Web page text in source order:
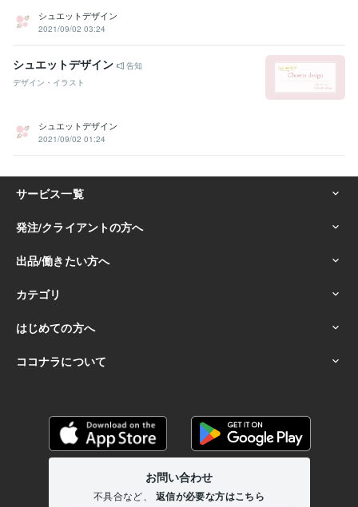
シュエットデザイン
2021/09/02 03:24
シュエットデザイン
告知
デザイン・イラスト
シュエットデザイン
2021/09/02 01:24